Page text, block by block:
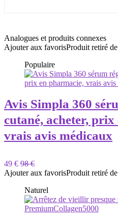
Analogues et produits connexes
Ajouter aux favorisProduit retiré
Populaire
Avis Simpla 360
cutané, acheter,
vrais avis médicaux
49 € 98 €
Ajouter aux favorisProduit retiré
Naturel